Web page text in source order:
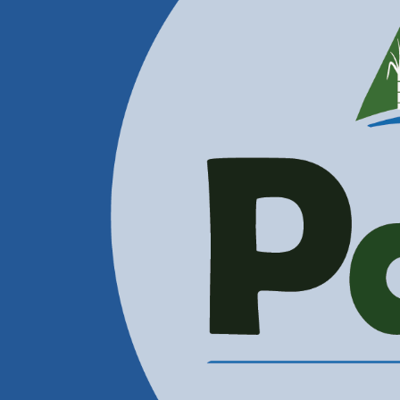
Correos Electrónicos